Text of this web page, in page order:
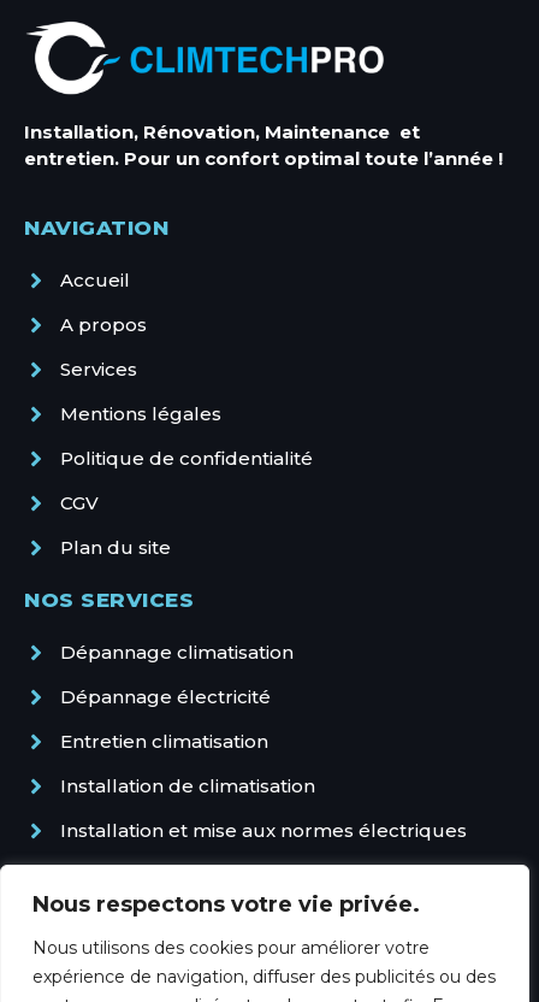
Nous respectons votre vie privée.
Nous utilisons des cookies pour améliorer votre
expérience de navigation, diffuser des publicités ou des
Entretien Climatisation Antibes
Entretien Climatisation Mandelieu
Entretien Climatisation Monaco
Entretien Climatisation Nice
Installation, Rénovation, Maintenance et
entretien. Pour un confort optimal toute l’année !
NAVIGATION
Accueil
A propos
Services
Mentions légales
Politique de confidentialité
CGV
Plan du site
NOS SERVICES
Dépannage climatisation
Dépannage électricité
Entretien climatisation
Installation de climatisation
Installation et mise aux normes électriques
Sécurisation électrique : alarmes,
vidéosurveillance et protections